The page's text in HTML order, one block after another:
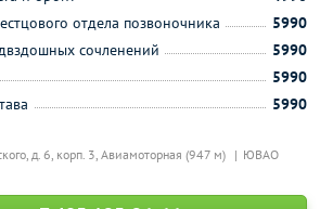
д. 6, корп. 3, Авиамоторная (947 м) ЮВАО
отдела позвоночника
5990
сочленений
5990
5990
5990